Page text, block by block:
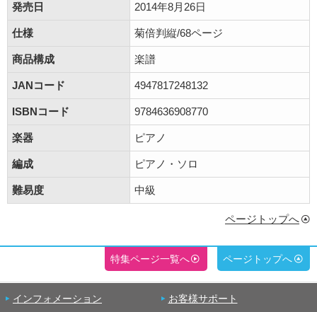
発売日 2014年8月26日
仕様 菊倍判縦/68ページ
商品構成 楽譜
JANコード 4947817248132
ISBNコード 9784636908770
楽器 ピアノ
編成 ピアノ・ソロ
難易度 中級
ページトップへ
特集ページ一覧へ ページトップへ
インフォメーション お客様サポート